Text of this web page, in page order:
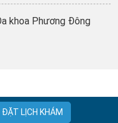
ĐẶT LỊCH KHÁM
khoa Phương Đông